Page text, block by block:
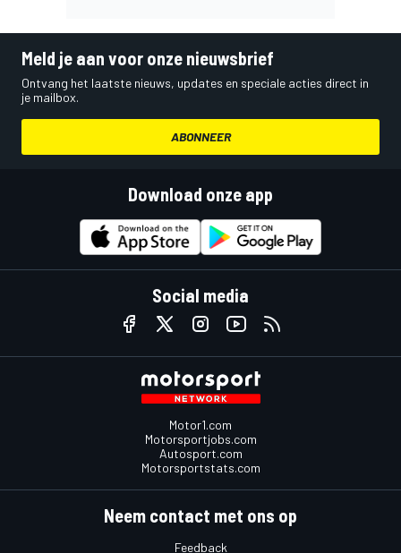
Meld je aan voor onze nieuwsbrief
Ontvang het laatste nieuws, updates en speciale acties direct in
je mailbox.
ABONNEER
Download onze app
Social media
Motor1.com
Motorsportjobs.com
Autosport.com
Motorsportstats.com
Neem contact met ons op
Feedback